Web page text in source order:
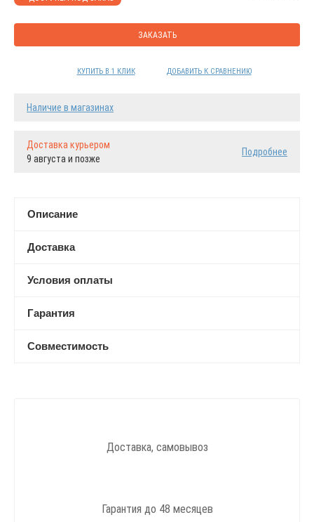
ЗАКАЗАТЬ
КУПИТЬ В 1 КЛИК ДОБАВИТЬ К СРАВНЕНИЮ
Наличие в магазинах
Доставка курьером
9 августа и позже
Подробнее
Описание
Доставка
Условия оплаты
Гарантия
Совместимость
Доставка, самовывоз
Гарантия до 48 месяцев